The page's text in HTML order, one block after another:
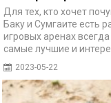
Для тех, кто хочет
Баку и Сумгаите есть
игровых аренах
самые лучшие и
2023-05-22